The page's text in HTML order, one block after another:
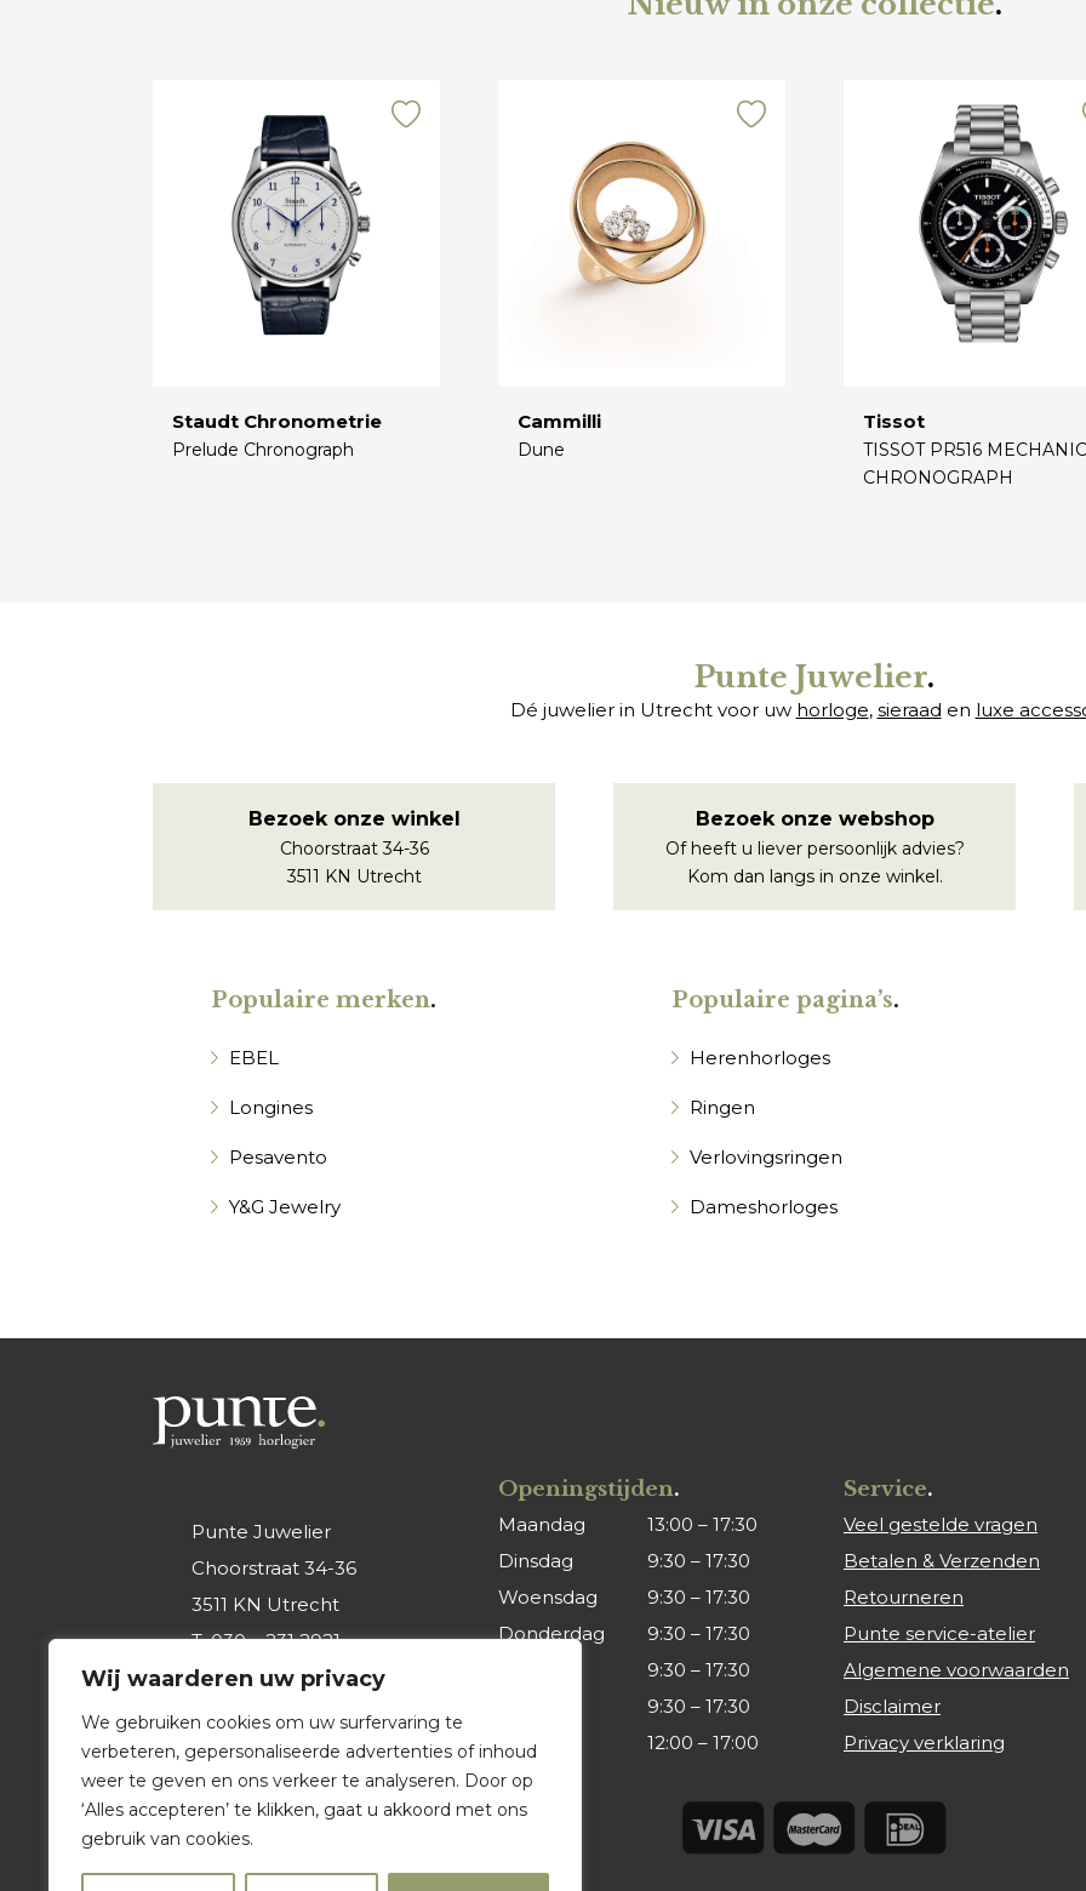
Wij waarderen uw privacy
We gebruiken cookies om uw surfervaring te
verbeteren, gepersonaliseerde advertenties of inhoud
weer te geven en ons verkeer te analyseren. Door op
‘Alles accepteren’ te klikken, gaat u akkoord met ons
gebruik van cookies.
Staudt Chronometrie
Prelude Chronograph
Cammilli
Dune
Tissot
TISSOT PR516
CHRONOGRAPH
Punte Juwelier.
Dé juwelier in Utrecht voor uw horloge, sieraad en luxe
Bezoek onze winkel
Choorstraat 34-36
3511 KN Utrecht
Bezoek onze webshop
Of heeft u liever persoonlijk advies?
Kom dan langs in onze winkel.
Populaire merken.
EBEL
Longines
Pesavento
Y&G Jewelry
Populaire pagina’s.
Herenhorloges
Ringen
Verlovingsringen
Dameshorloges
Punte Juwelier
Choorstraat 34-36
3511 KN Utrecht
T.030 – 231 2921
E.info@punte-
juwelier.nl
Openingstijden.
Maandag
13:00 – 17:30
Dinsdag
9:30 – 17:30
Woensdag
9:30 – 17:30
Donderdag
9:30 – 17:30
9:30 – 17:30
9:30 – 17:30
Zondag
12:00 – 17:00
Service.
Veel gestelde vragen
Betalen & Verzenden
Retourneren
Punte service-atelier
Algemene voorwaarden
Disclaimer
Privacy verklaring